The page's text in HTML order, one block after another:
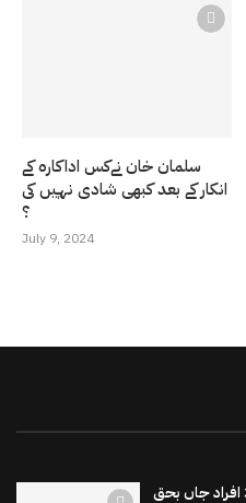
سلمان خان نےکس اداکارہ کے
انکار کے بعد کبھی شادی نہیں کی
؟
July 9, 2024